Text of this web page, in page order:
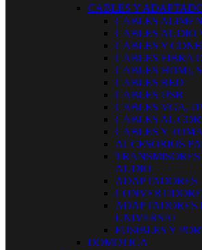
CABLES Y
CABLES
CABLES AUDIO
CABLES Y
CABLES FIBRA
CABLES HDMI,
CABLES RED
CABLES USB
CABLES VGA,
CABLES AL
CABLES Y
ACCESORIOS
AUDIO
ADAPTADORES
ADAPTADORES
UNIVERSAL
FUSIBLES Y
DOMOTICA